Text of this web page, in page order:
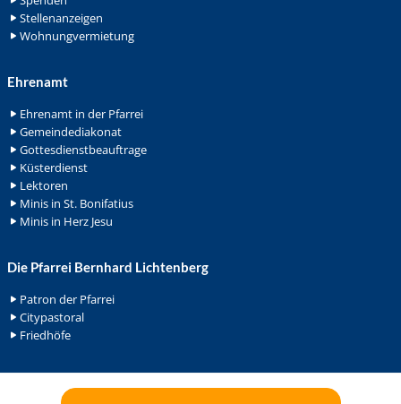
Stellenanzeigen
Wohnungvermietung
Ehrenamt
Ehrenamt in der Pfarrei
Gemeindediakonat
Gottesdienstbeauftrage
Küsterdienst
Lektoren
Minis in St. Bonifatius
Minis in Herz Jesu
Die Pfarrei Bernhard Lichtenberg
Patron der Pfarrei
Citypastoral
Friedhöfe